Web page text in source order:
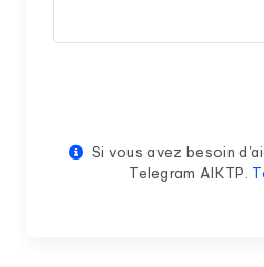
Si vous avez besoin
Telegram AIKTP.